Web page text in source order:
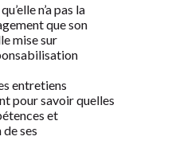
n’a pas la
que son
mise sur
entretiens
pour savoir quelles
et
ses